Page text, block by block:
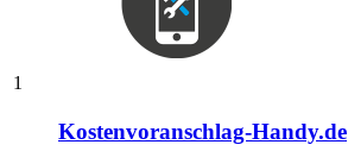
1
Kostenvoranschlag-Handy.de